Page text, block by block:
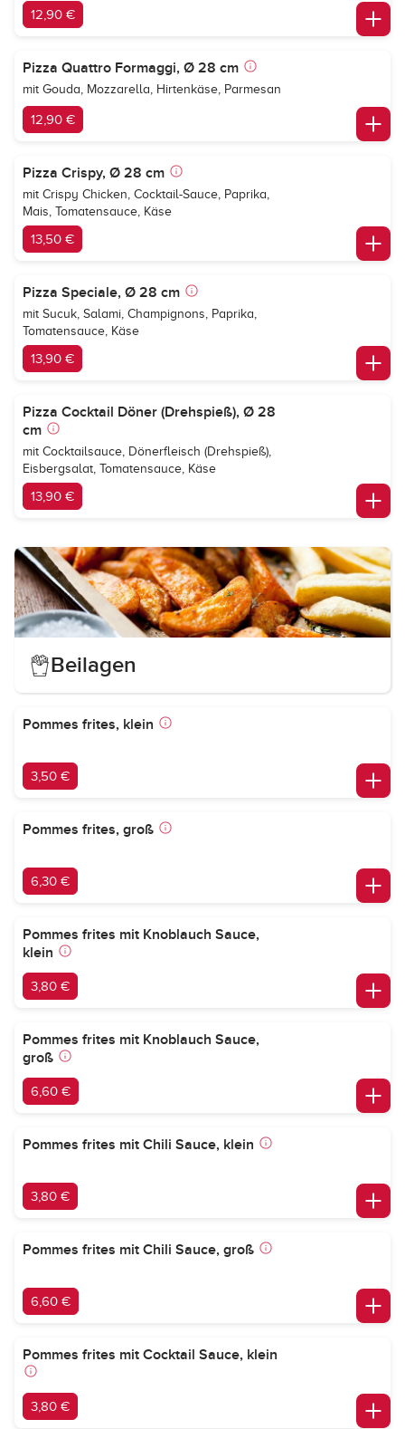
12,90 €
Pizza Quattro Formaggi, Ø 28 cm
mit Gouda, Mozzarella, Hirtenkäse, Parmesan
12,90 €
Pizza Crispy, Ø 28 cm
mit Crispy Chicken, Cocktail-Sauce, Paprika,
Mais, Tomatensauce, Käse
13,50 €
Pizza Speciale, Ø 28 cm
mit Sucuk, Salami, Champignons, Paprika,
Tomatensauce, Käse
13,90 €
Pizza Cocktail Döner (Drehspieß), Ø 28
cm
mit Cocktailsauce, Dönerfleisch (Drehspieß),
Eisbergsalat, Tomatensauce, Käse
13,90 €
Beilagen
Pommes frites, klein
3,50 €
Pommes frites, groß
6,30 €
Pommes frites mit Knoblauch Sauce,
klein
3,80 €
Pommes frites mit Knoblauch Sauce,
groß
6,60 €
Pommes frites mit Chili Sauce, klein
3,80 €
Pommes frites mit Chili Sauce, groß
6,60 €
Pommes frites mit Cocktail Sauce, klein
3,80 €